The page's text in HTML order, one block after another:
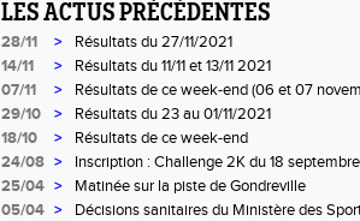
LES ACTUS PRÉCÉDENTES
28/11 >
Résultats du 27/11/2021
14/11
>
Résultats du 11/11 et 13/11 2021
07/11
>
Résultats de ce week-end (06 et 07
29/10
>
Résultats du 23 au 01/11/2021
18/10
>
Résultats de ce week-end
24/08 >
Inscription : Challenge 2K du 18 septembre
25/04 >
Matinée sur la piste de Gondreville
05/04 >
Décisions sanitaires du Ministère des